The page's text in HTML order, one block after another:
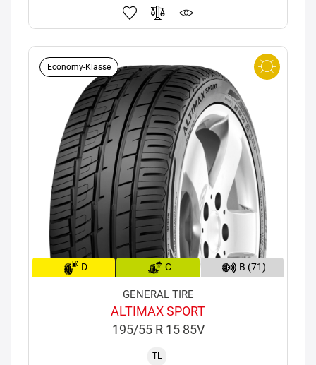
Economy-Klasse
D C B (71)
GENERAL TIRE
ALTIMAX SPORT
195/55 R 15 85V
TL